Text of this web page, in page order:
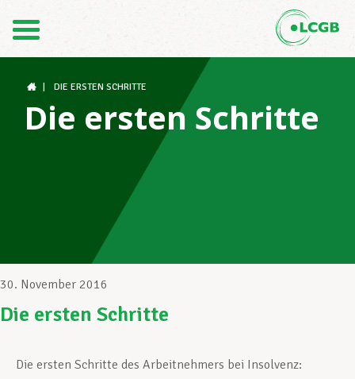
FR
Gewerkschaftsstrukturen
Unterstützung im Arbeitsalltag
DIE ERSTEN SCHRITTE
Die ersten Schritte
30. November 2016
Die ersten Schritte
Die ersten Schritte des Arbeitnehmers bei Insolvenz: